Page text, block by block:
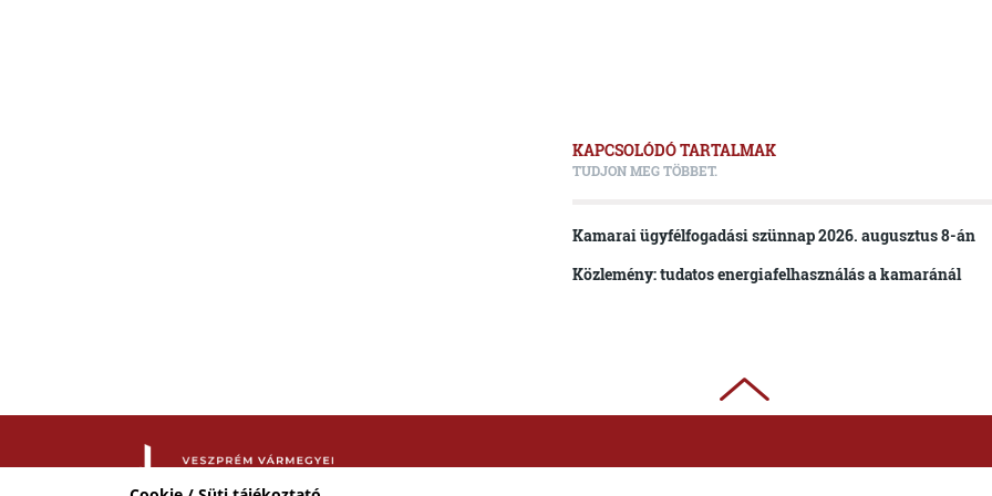
KAPCSOLÓDÓ TARTALMAK
TUDJON MEG TÖBBET.
Kamarai ügyfélfogadási szünnap 2026. augusztus 8-án
Közlemény: tudatos energiafelhasználás a kamaránál